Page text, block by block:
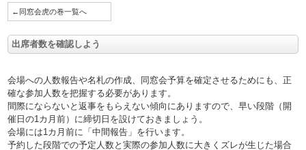
←同窓会虎の巻一覧へ
出席者数を確認しよう
会場への人数報告や名札の作成、同窓会予算を確定させるためにも、正
確な参加人数を把握する必要があります。
間際にならないと返事をもらえない傾向にありますので、早い段階（開
催日の1カ月前）に締切日を設けておきましょう。
会場には1カ月前に「中間報告」を行います。
予約した段階での予定人数と実際の参加人数に大きくズレが生じた場合